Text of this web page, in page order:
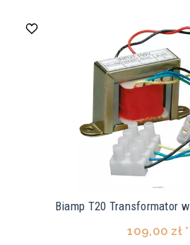
Biamp T20 Transformator
109,00 zł *